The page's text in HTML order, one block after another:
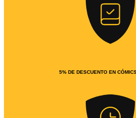
5% DE DESCUENTO EN